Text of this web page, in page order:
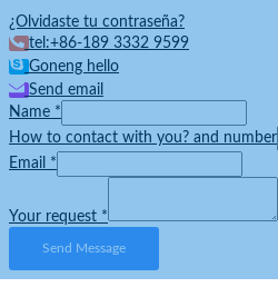
¿Olvidaste tu contraseña?
tel:+86-189 3332 9599
Goneng hello
Send email
Name *
How to contact with you? and number
Email *
Your request *
Send Message